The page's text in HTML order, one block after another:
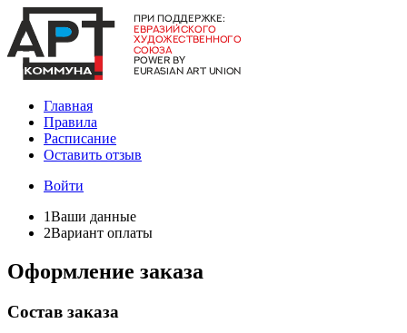
Главная
Правила
Расписание
Оставить отзыв
Войти
1Ваши данные
2Вариант оплаты
Оформление заказа
Состав заказа